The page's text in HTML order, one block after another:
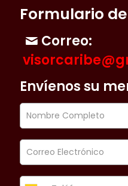
Formulario
Correo:
Envíenos su